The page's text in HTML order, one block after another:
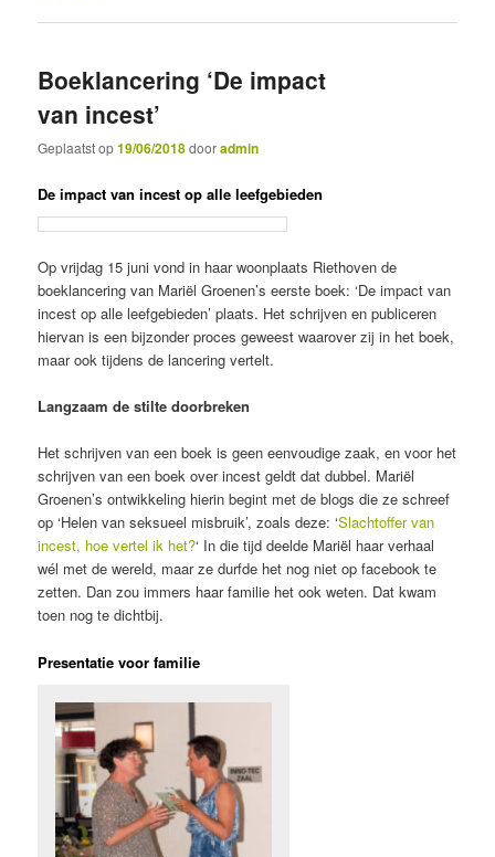
Boeklancering ‘De impact
van incest’
Geplaatst op19/06/2018dooradmin
De impact van incest op alle leefgebieden
Op vrijdag 15 juni vond in haar woonplaats Riethoven de
boeklancering van Mariël Groenen’s eerste boek: ‘De impact van
incest op alle leefgebieden’ plaats. Het schrijven en publiceren
hiervan is een bijzonder proces geweest waarover zij in het boek,
maar ook tijdens de lancering vertelt.
Langzaam de stilte doorbreken
Het schrijven van een boek is geen eenvoudige zaak, en voor het
schrijven van een boek over incest geldt dat dubbel. Mariël
Groenen’s ontwikkeling hierin begint met de blogs die ze schreef
op ‘Helen van seksueel misbruik’, zoals deze: ‘Slachtoffer van
incest, hoe vertel ik het?‘ In die tijd deelde Mariël haar verhaal
wél met de wereld, maar ze durfde het nog niet op facebook te
zetten. Dan zou immers haar familie het ook weten. Dat kwam
toen nog te dichtbij.
Presentatie voor familie